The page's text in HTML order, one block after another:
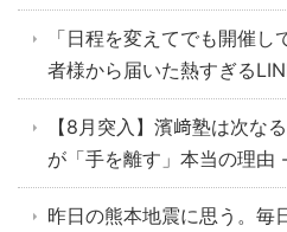
「日程を変えてでも開催
者様から届いた熱すぎる
【8月突入】濱﨑塾は次な
が「手を離す」本当の理
昨日の熊本地震に思う。毎